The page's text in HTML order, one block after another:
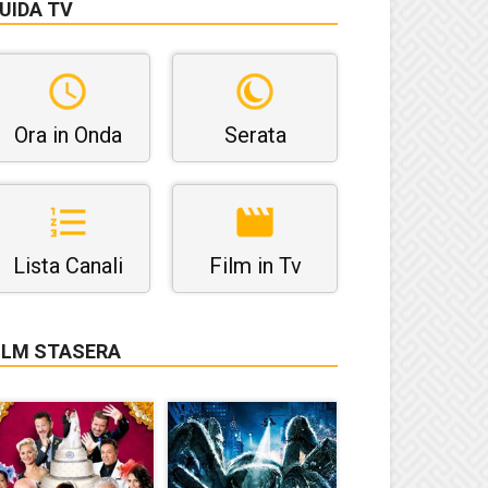
TV
Ora in Onda Serata
Lista Canali Film in Tv
STASERA